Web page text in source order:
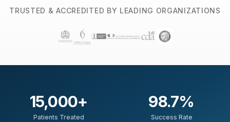
TRUSTED & ACCREDITED BY LEADING ORGANIZATIONS
15,000+
Patients Treated
98.7%
Success Rate